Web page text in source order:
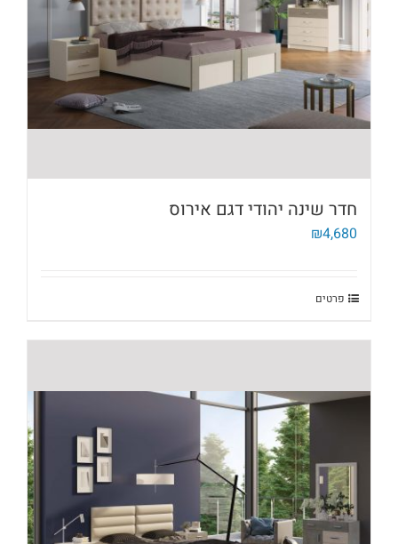
חדר שינה יהודי דגם אירוס
₪4,680
פרטים